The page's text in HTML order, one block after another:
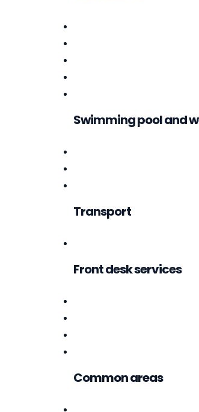
Swimming pool and
Transport
Front desk services
Common areas